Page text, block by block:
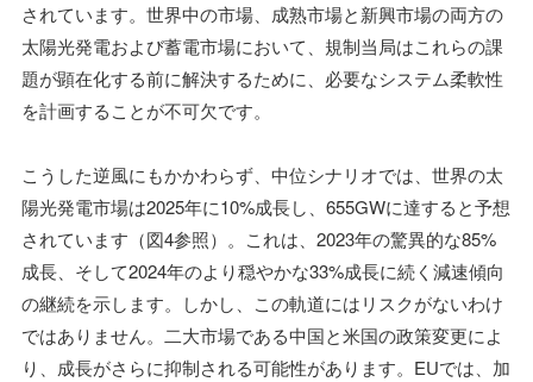
されています。世界中の市場、成熟市場と新興市場の両方の
太陽光発電および蓄電市場において、規制当局はこれらの課
題が顕在化する前に解決するために、必要なシステム柔軟性
を計画することが不可欠です。
こうした逆風にもかかわらず、中位シナリオでは、世界の太
陽光発電市場は2025年に10%成長し、655GWに達すると予想
されています（図4参照）。これは、2023年の驚異的な85%
成長、そして2024年のより穏やかな33%成長に続く減速傾向
の継続を示します。しかし、この軌道にはリスクがないわけ
ではありません。二大市場である中国と米国の政策変更によ
り、成長がさらに抑制される可能性があります。EUでは、加